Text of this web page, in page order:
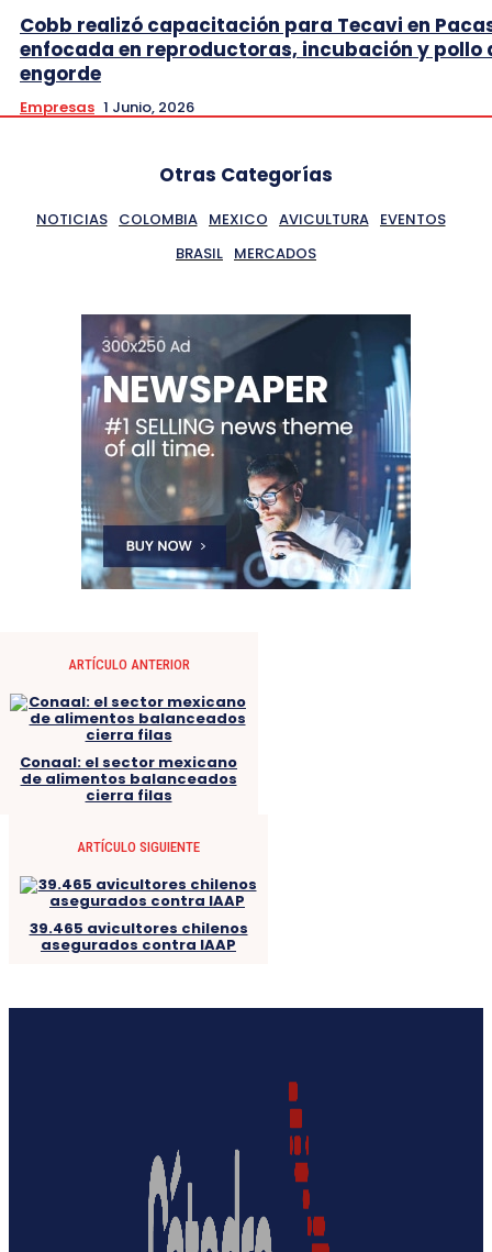
Cobb realizó capacitación para Tecavi en
enfocada en reproductoras, incubación y pollo
engorde
Empresas 1 Junio, 2026
Otras Categorías
NOTICIAS COLOMBIA MEXICO AVICULTURA
EVENTOS
BRASIL MERCADOS
ARTÍCULO ANTERIOR
Conaal: el sector mexicano
de alimentos balanceados
cierra filas
ARTÍCULO SIGUIENTE
39.465 avicultores chilenos
asegurados contra IAAP